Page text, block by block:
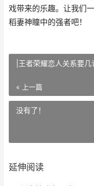
戏带来的乐趣。让我们
稻妻神瞳中的强者吧！
|王者荣耀恋人关系要几
« 上一篇
没有了！
延伸阅读